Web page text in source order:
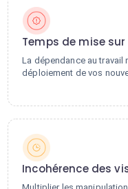
Temps de mise
La dépendance au travail
déploiement de vos
Incohérence des